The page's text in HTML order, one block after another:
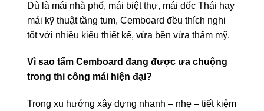
Dù là mái nhà phố, mái biệt thự, mái dốc Thái hay
mái kỹ thuật tầng tum, Cemboard đều thích nghi
tốt với nhiều kiểu thiết kế, vừa bền vừa thẩm mỹ.
Vì sao tấm Cemboard đang được ưa chuộng
trong thi công mái hiện đại?
Trong xu hướng xây dựng nhanh – nhẹ – tiết kiệm